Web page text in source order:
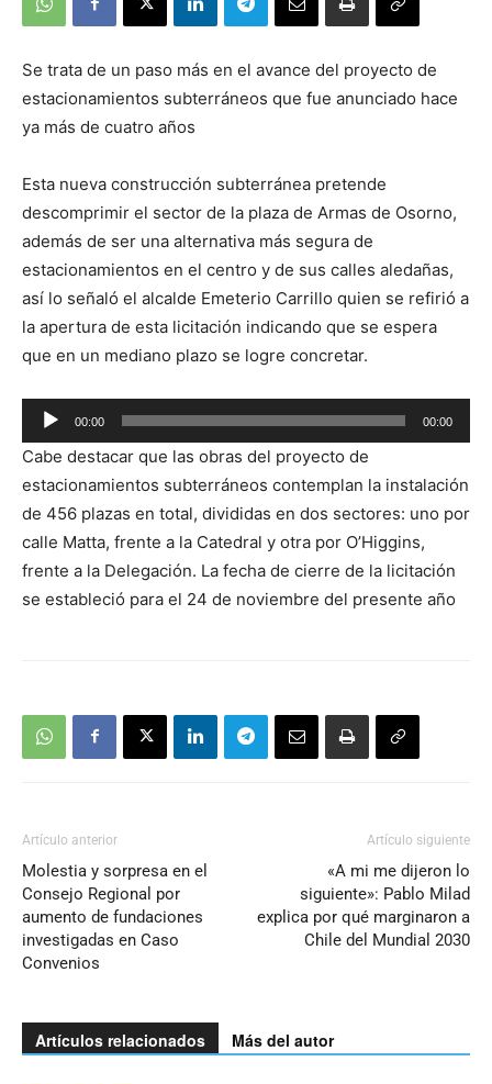
Se trata de un paso más en el avance del proyecto de
estacionamientos subterráneos que fue anunciado hace
ya más de cuatro años
Esta nueva construcción subterránea pretende
descomprimir el sector de la plaza de Armas de Osorno,
además de ser una alternativa más segura de
estacionamientos en el centro y de sus calles aledañas,
así lo señaló el alcalde Emeterio Carrillo quien se refirió a
la apertura de esta licitación indicando que se espera
que en un mediano plazo se logre concretar.
Reproductor
de
audio
00:00 00:00
Cabe destacar que las obras del proyecto de
estacionamientos subterráneos contemplan la instalación
de 456 plazas en total, divididas en dos sectores: uno por
calle Matta, frente a la Catedral y otra por O’Higgins,
frente a la Delegación. La fecha de cierre de la licitación
se estableció para el 24 de noviembre del presente año
Artículo anterior
Molestia y sorpresa en el
Consejo Regional por
aumento de fundaciones
investigadas en Caso
Convenios
Artículo siguiente
«A mi me dijeron lo
siguiente»: Pablo Milad
explica por qué marginaron a
Chile del Mundial 2030
Artículos relacionados Más del autor